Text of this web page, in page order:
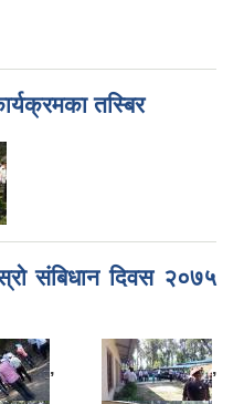
तस्बिर
संबिधान दिवस २०७५
, ,